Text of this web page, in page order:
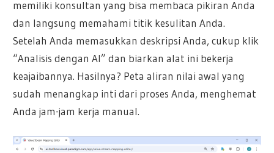
memiliki konsultan yang bisa membaca pikiran Anda
dan langsung memahami titik kesulitan Anda.
Setelah Anda memasukkan deskripsi Anda, cukup klik
“Analisis dengan AI” dan biarkan alat ini bekerja
keajaibannya. Hasilnya? Peta aliran nilai awal yang
sudah menangkap inti dari proses Anda, menghemat
Anda jam-jam kerja manual.